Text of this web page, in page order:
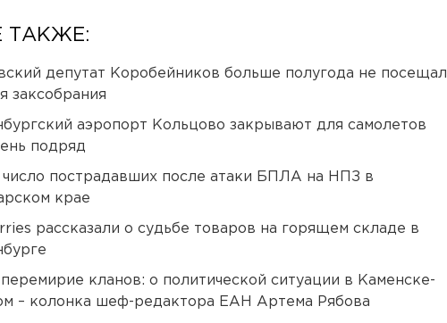
ТАКЖЕ:
депутат Коробейников больше полугода не посещал
заксобрания
аэропорт Кольцово закрывают для самолетов
подряд
пострадавших после атаки БПЛА на НПЗ в
крае
рассказали о судьбе товаров на горящем складе в
кланов: о политической ситуации в Каменске-
– колонка шеф-редактора ЕАН Артема Рябова